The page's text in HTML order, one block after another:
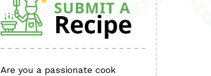
Are you a passionate cook